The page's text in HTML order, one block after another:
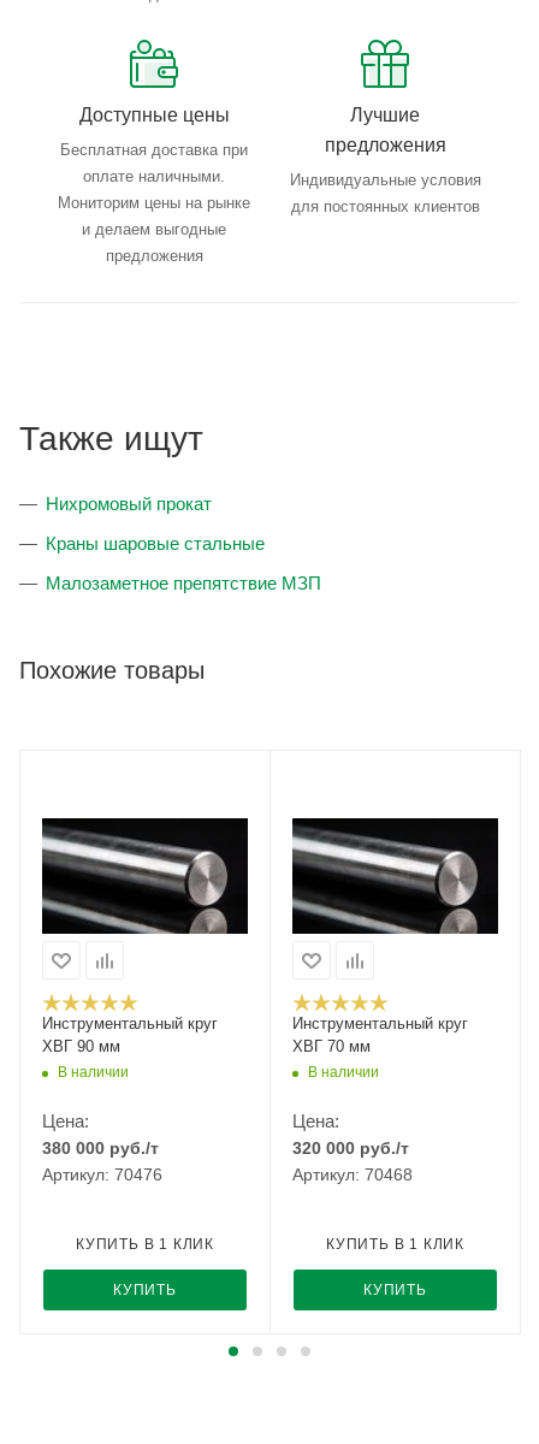
Доступные цены
Бесплатная доставка при
оплате наличными.
Мониторим цены на рынке
и делаем выгодные
предложения
Лучшие
предложения
Индивидуальные условия
для постоянных клиентов
Также ищут
Нихромовый прокат
Краны шаровые стальные
Малозаметное препятствие МЗП
Похожие товары
Инструментальный круг
ХВГ 90 мм
В наличии
Цена:
380 000 руб./т
Артикул: 70476
КУПИТЬ
КУПИТЬ В 1 КЛИК
Инструментальный круг
ХВГ 70 мм
В наличии
Цена:
320 000 руб./т
Артикул: 70468
КУПИТЬ
КУПИТЬ В 1 КЛИК